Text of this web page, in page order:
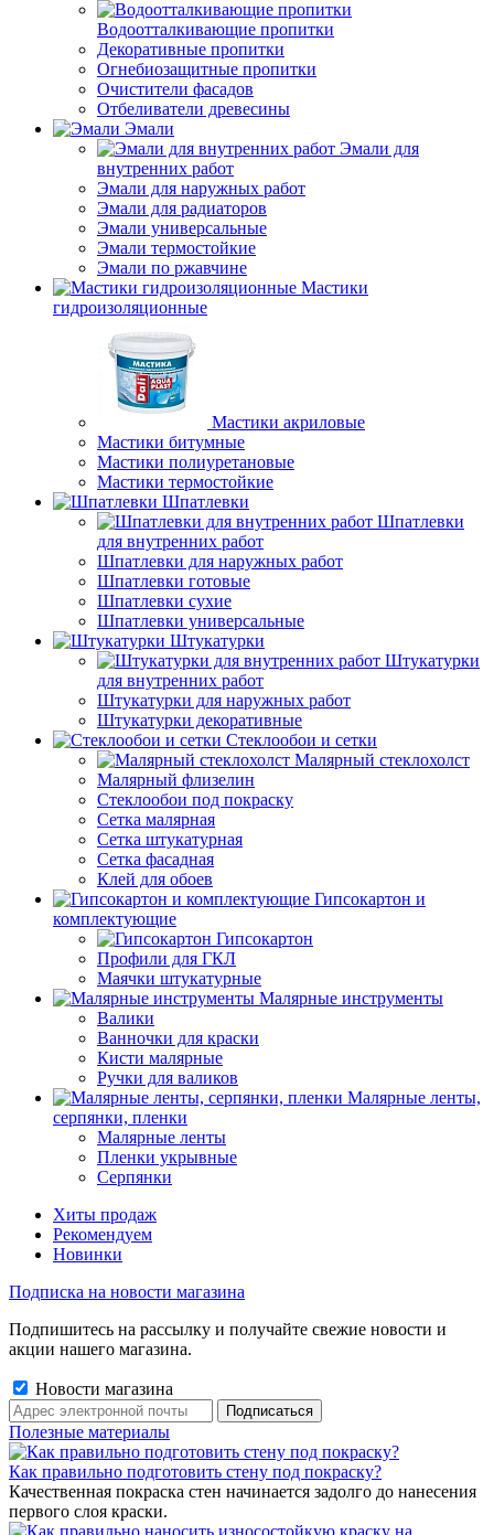
Водоотталкивающие пропитки
Декоративные пропитки
Огнебиозащитные пропитки
Очистители фасадов
Отбеливатели древесины
Эмали
Эмали для
внутренних работ
Эмали для наружных работ
Эмали для радиаторов
Эмали универсальные
Эмали термостойкие
Эмали по ржавчине
Мастики
гидроизоляционные
Мастики акриловые
Мастики битумные
Мастики полиуретановые
Мастики термостойкие
Шпатлевки
Шпатлевки
для внутренних работ
Шпатлевки для наружных работ
Шпатлевки готовые
Шпатлевки сухие
Шпатлевки универсальные
Штукатурки
Штукатурки
для внутренних работ
Штукатурки для наружных работ
Штукатурки декоративные
Стеклообои и сетки
Малярный стеклохолст
Малярный флизелин
Стеклообои под покраску
Сетка малярная
Сетка штукатурная
Сетка фасадная
Клей для обоев
Гипсокартон и
комплектующие
Гипсокартон
Профили для ГКЛ
Маячки штукатурные
Малярные инструменты
Валики
Ванночки для краски
Кисти малярные
Ручки для валиков
Малярные ленты,
серпянки, пленки
Малярные ленты
Пленки укрывные
Серпянки
Хиты продаж
Рекомендуем
Новинки
Подписка на новости магазина
Подпишитесь на рассылку и получайте свежие новости и
акции нашего магазина.
Новости магазина
Полезные материалы
Как правильно подготовить стену под покраску?
Качественная покраска стен начинается задолго до нанесения
первого слоя краски.